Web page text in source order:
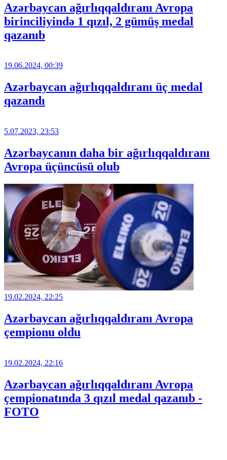
Azərbaycan ağırlıqqaldıranı Avropa
birinciliyində 1 qızıl, 2 gümüş medal
qazanıb
19.06.2024, 00:39
Azərbaycan ağırlıqqaldıranı üç medal
qazandı
5.07.2023, 23:53
Azərbaycanın daha bir ağırlıqqaldıranı
Avropa üçüncüsü olub
19.02.2024, 22:25
Azərbaycan ağırlıqqaldıranı Avropa
çempionu oldu
19.02.2024, 22:16
Azərbaycan ağırlıqqaldıranı Avropa
çempionatında 3 qızıl medal qazanıb -
FOTO